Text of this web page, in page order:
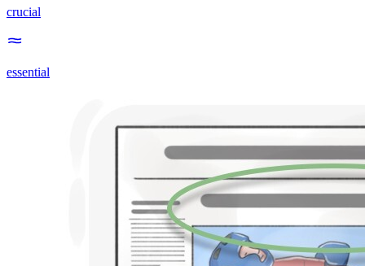
crucial
essential